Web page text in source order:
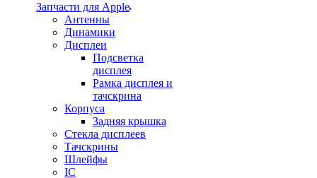
Запчасти для Apple
Антенны
Динамики
Дисплеи
Подсветка
дисплея
Рамка дисплея и
тачскрина
Корпуса
Задняя крышка
Стекла дисплеев
Тачскрины
Шлейфы
IC